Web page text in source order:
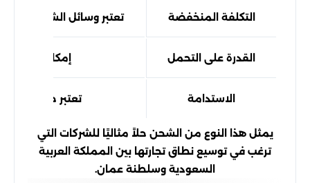
التكلفة المنخفضة تعتبر وسائل الشحن
القدرة على التحمل إمكانية نقل
الاستدامة تعتبر خيارات
يمثل هذا النوع من الشحن حلاً مثاليًا للشركات التي
ترغب في توسيع نطاق تجارتها بين المملكة العربية
السعودية وسلطنة عمان.